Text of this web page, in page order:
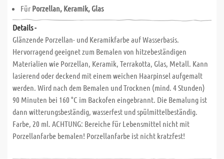
Für Porzellan, Keramik, Glas
Details -
Glänzende Porzellan- und Keramikfarbe auf Wasserbasis.
Hervorragend geeignet zum Bemalen von hitzebeständigen
Materialien wie Porzellan, Keramik, Terrakotta, Glas, Metall. Kann
lasierend oder deckend mit einem weichen Haarpinsel aufgemalt
werden. Wird nach dem Bemalen und Trocknen (mind. 4 Stunden)
90 Minuten bei 160 °C im Backofen eingebrannt. Die Bemalung ist
dann witterungsbeständig, wasserfest und spülmittelbeständig.
Farbe, 20 ml. ACHTUNG: Bereiche für Lebensmittel nicht mit
Porzellanfarbe bemalen! Porzellanfarbe ist nicht kratzfest!